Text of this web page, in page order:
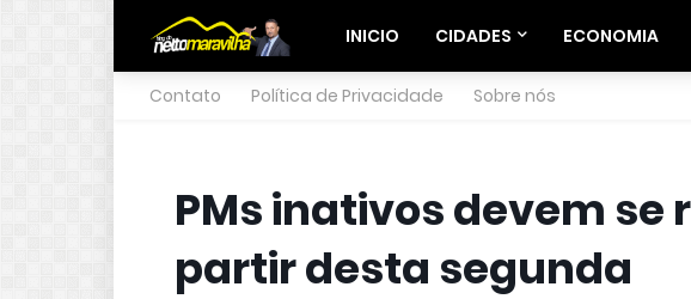
INICIO CIDADES ECONOMIA
Contato Política de Privacidade Sobre nós
PMs inativos devem se
partir desta segunda